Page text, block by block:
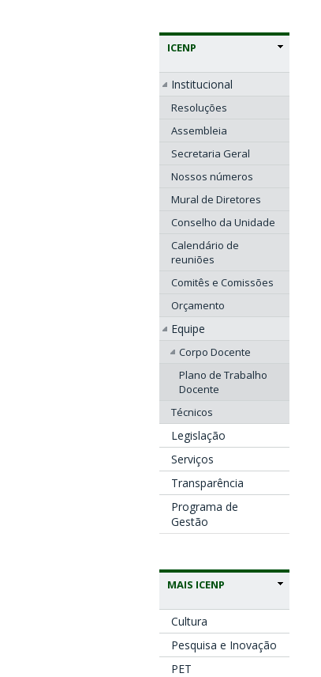
ICENP
Institucional
Resoluções
Assembleia
Secretaria Geral
Nossos números
Mural de Diretores
Conselho da Unidade
Calendário de
reuniões
Comitês e Comissões
Orçamento
Equipe
Corpo Docente
Plano de Trabalho
Docente
Técnicos
Legislação
Serviços
Transparência
Programa de
Gestão
MAIS ICENP
Cultura
Pesquisa e Inovação
PET